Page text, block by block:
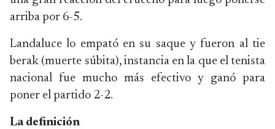
arriba por 6-5.
Landaluce lo empató en su saque y fueron al tie
berak (muerte súbita), instancia en la que el tenista
nacional fue mucho más efectivo y ganó para
poner el partido 2-2.
La definición